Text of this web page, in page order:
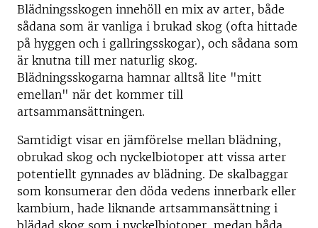
Blädningsskogen innehöll en mix av arter, både
sådana som är vanliga i brukad skog (ofta hittade
på hyggen och i gallringsskogar), och sådana som
är knutna till mer naturlig skog.
Blädningsskogarna hamnar alltså lite "mitt
emellan" när det kommer till
artsammansättningen.
Samtidigt visar en jämförelse mellan blädning,
obrukad skog och nyckelbiotoper att vissa arter
potentiellt gynnades av blädning. De skalbaggar
som konsumerar den döda vedens innerbark eller
kambium, hade liknande artsammansättning i
blädad skog som i nyckelbiotoper, medan båda